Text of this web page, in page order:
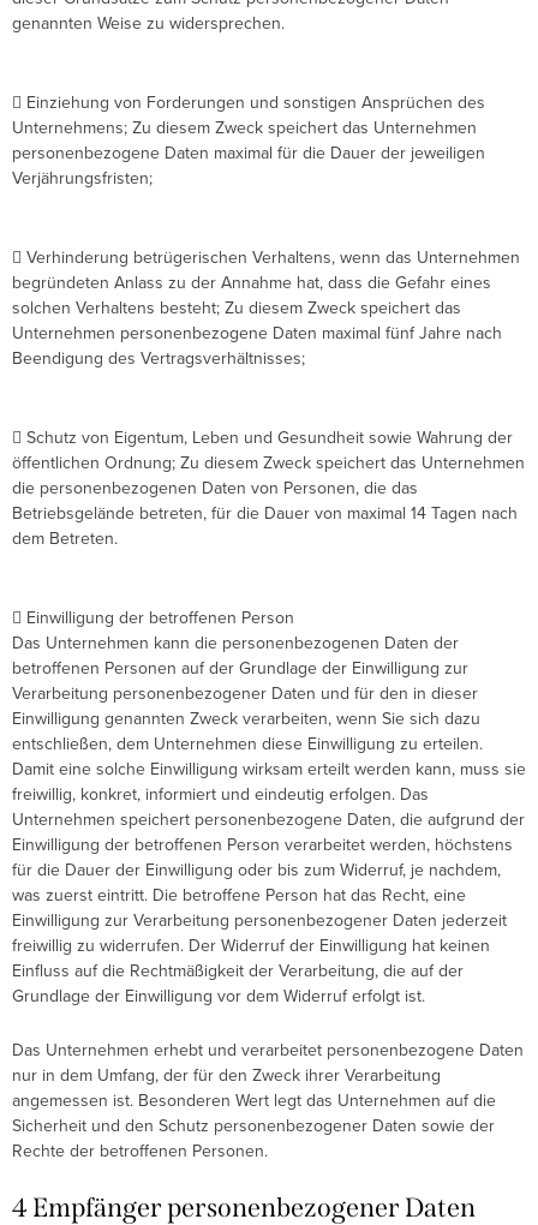
genannten Weise zu widersprechen.
 Einziehung von Forderungen und sonstigen Ansprüchen des
Unternehmens; Zu diesem Zweck speichert das Unternehmen
personenbezogene Daten maximal für die Dauer der jeweiligen
Verjährungsfristen;
 Verhinderung betrügerischen Verhaltens, wenn das Unternehmen
begründeten Anlass zu der Annahme hat, dass die Gefahr eines
solchen Verhaltens besteht; Zu diesem Zweck speichert das
Unternehmen personenbezogene Daten maximal fünf Jahre nach
Beendigung des Vertragsverhältnisses;
 Schutz von Eigentum, Leben und Gesundheit sowie Wahrung der
öffentlichen Ordnung; Zu diesem Zweck speichert das Unternehmen
die personenbezogenen Daten von Personen, die das
Betriebsgelände betreten, für die Dauer von maximal 14 Tagen nach
dem Betreten.
 Einwilligung der betroffenen Person
Das Unternehmen kann die personenbezogenen Daten der
betroffenen Personen auf der Grundlage der Einwilligung zur
Verarbeitung personenbezogener Daten und für den in dieser
Einwilligung genannten Zweck verarbeiten, wenn Sie sich dazu
entschließen, dem Unternehmen diese Einwilligung zu erteilen.
Damit eine solche Einwilligung wirksam erteilt werden kann, muss sie
freiwillig, konkret, informiert und eindeutig erfolgen. Das
Unternehmen speichert personenbezogene Daten, die aufgrund der
Einwilligung der betroffenen Person verarbeitet werden, höchstens
für die Dauer der Einwilligung oder bis zum Widerruf, je nachdem,
was zuerst eintritt. Die betroffene Person hat das Recht, eine
Einwilligung zur Verarbeitung personenbezogener Daten jederzeit
freiwillig zu widerrufen. Der Widerruf der Einwilligung hat keinen
Einfluss auf die Rechtmäßigkeit der Verarbeitung, die auf der
Grundlage der Einwilligung vor dem Widerruf erfolgt ist.
Das Unternehmen erhebt und verarbeitet personenbezogene Daten
nur in dem Umfang, der für den Zweck ihrer Verarbeitung
angemessen ist. Besonderen Wert legt das Unternehmen auf die
Sicherheit und den Schutz personenbezogener Daten sowie der
Rechte der betroffenen Personen.
4 Empfänger personenbezogener Daten